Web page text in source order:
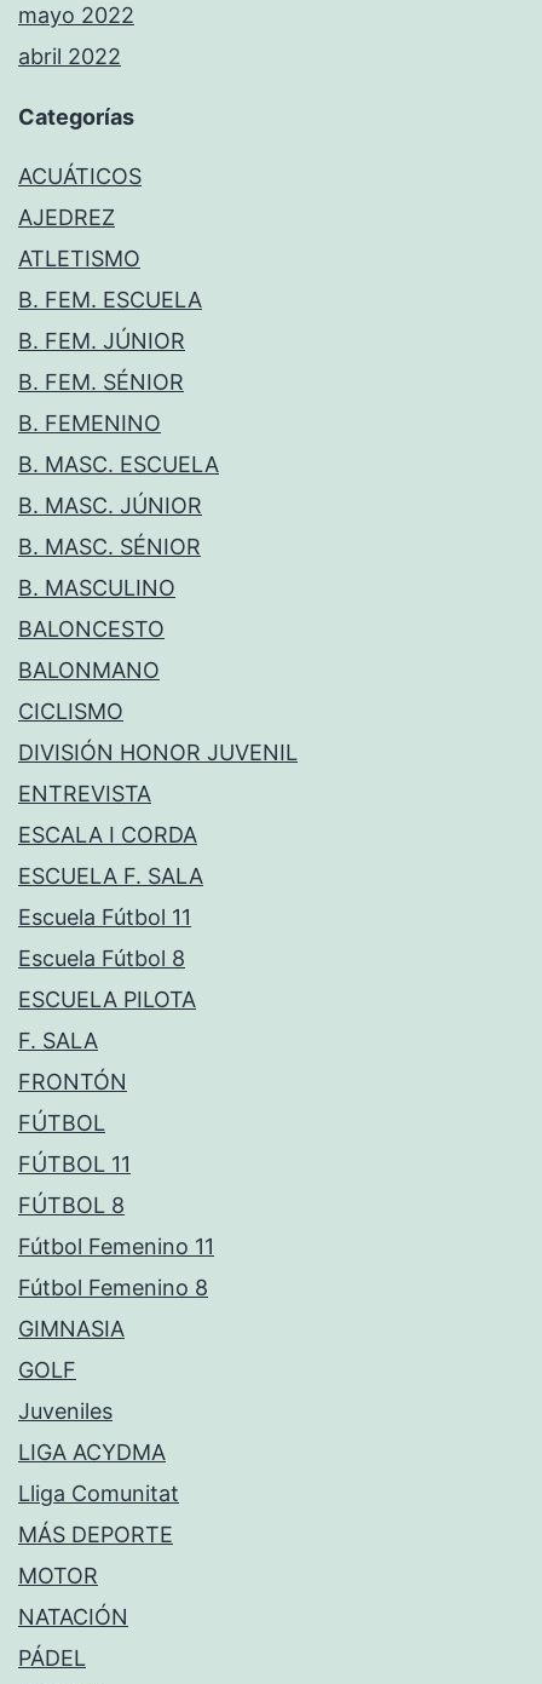
mayo 2022
abril 2022
Categorías
ACUÁTICOS
AJEDREZ
ATLETISMO
B. FEM. ESCUELA
B. FEM. JÚNIOR
B. FEM. SÉNIOR
B. FEMENINO
B. MASC. ESCUELA
B. MASC. JÚNIOR
B. MASC. SÉNIOR
B. MASCULINO
BALONCESTO
BALONMANO
CICLISMO
DIVISIÓN HONOR JUVENIL
ENTREVISTA
ESCALA I CORDA
ESCUELA F. SALA
Escuela Fútbol 11
Escuela Fútbol 8
ESCUELA PILOTA
F. SALA
FRONTÓN
FÚTBOL
FÚTBOL 11
FÚTBOL 8
Fútbol Femenino 11
Fútbol Femenino 8
GIMNASIA
GOLF
Juveniles
LIGA ACYDMA
Lliga Comunitat
MÁS DEPORTE
MOTOR
NATACIÓN
PÁDEL